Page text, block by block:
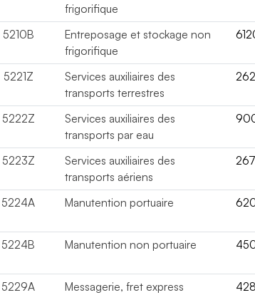
frigorifique
5210B
Entreposage et stockage non
frigorifique
5221Z
Services auxiliaires des
transports terrestres
5222Z
Services auxiliaires des
transports par eau
5223Z
Services auxiliaires des
transports aériens
5224A
Manutention portuaire
5224B
Manutention non portuaire
5229A
Messagerie, fret express